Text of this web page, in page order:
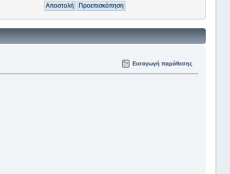
Εισαγωγή παράθεσης